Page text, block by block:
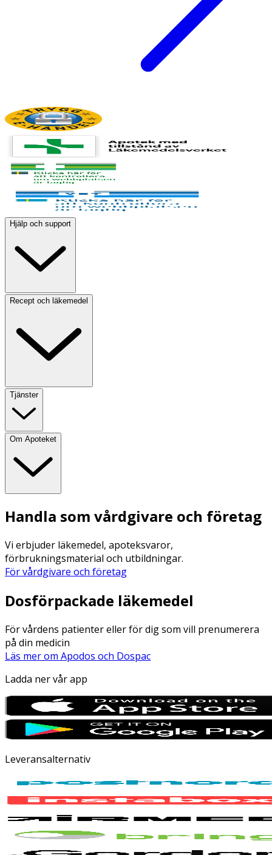
Hjälp och support
Recept och läkemedel
Tjänster
Om Apoteket
Handla som vårdgivare och företag
Vi erbjuder läkemedel, apoteksvaror,
förbrukningsmaterial och utbildningar.
För vårdgivare och företag
Dosförpackade läkemedel
För vårdens patienter eller för dig som vill prenumerera
på din medicin
Läs mer om Apodos och Dospac
Ladda ner vår app
Leveransalternativ